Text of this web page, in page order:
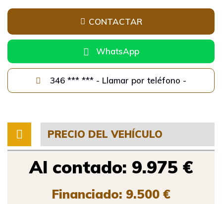
CONTACTAR
WhatsApp
346 *** *** - Llamar por teléfono -
PRECIO DEL VEHÍCULO
Al contado: 9.975 €
Financiado: 9.500 €